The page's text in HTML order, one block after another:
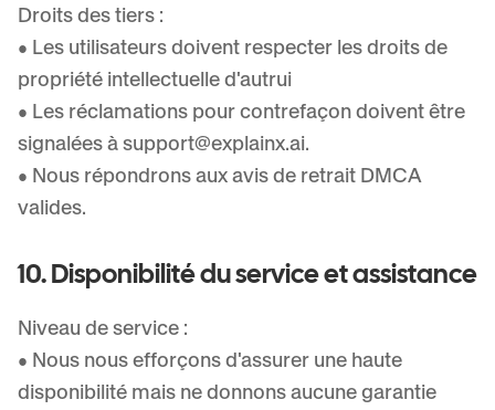
Droits des tiers :
• Les utilisateurs doivent respecter les droits de
propriété intellectuelle d'autrui
• Les réclamations pour contrefaçon doivent être
signalées àsupport@explainx.ai.
• Nous répondrons aux avis de retrait DMCA
valides.
10. Disponibilité du service et assistance
Niveau de service :
• Nous nous efforçons d'assurer une haute
disponibilité mais ne donnons aucune garantie